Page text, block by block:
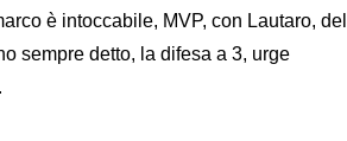
è intoccabile, MVP, con Lautaro,
sempre detto, la difesa a 3, urge